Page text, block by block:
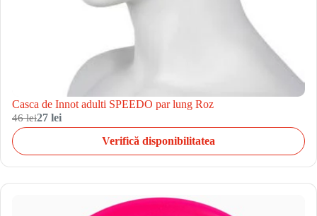
Casca de Innot adulti SPEEDO par lung Roz
46 lei27 lei
Verifică disponibilitatea